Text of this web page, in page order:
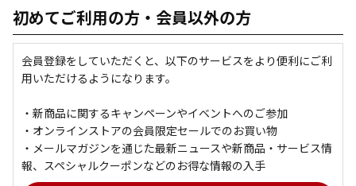
初めてご利用の方・会員以外の方
会員登録をしていただくと、以下のサービスをより便利にご利
用いただけるようになります。
・新商品に関するキャンペーンやイベントへのご参加
・オンラインストアの会員限定セールでのお買い物
・メールマガジンを通じた最新ニュースや新商品・サービス情
報、スペシャルクーポンなどのお得な情報の入手